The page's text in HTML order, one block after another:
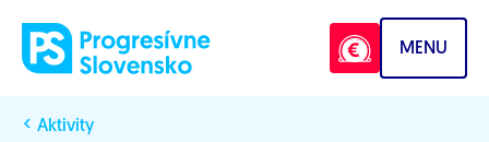
MENU
Aktivity